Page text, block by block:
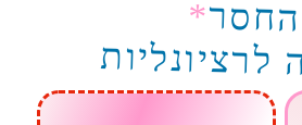
*
לרציונליות